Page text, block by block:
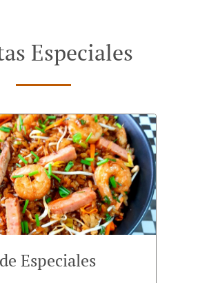
Especiales
Especiales